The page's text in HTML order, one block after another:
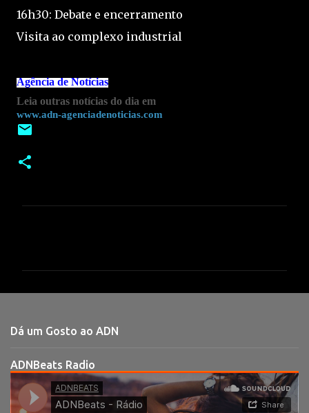
16h30: Debate e encerramento
Visita ao complexo industrial
Agência de Notícias
Leia outras notícias do dia em
www.adn-agenciadenoticias.com
t
r
i
Dá um Gosto ao ADN
ADNBeats Radio